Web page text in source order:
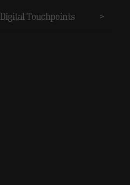
Digital Touchpoints >